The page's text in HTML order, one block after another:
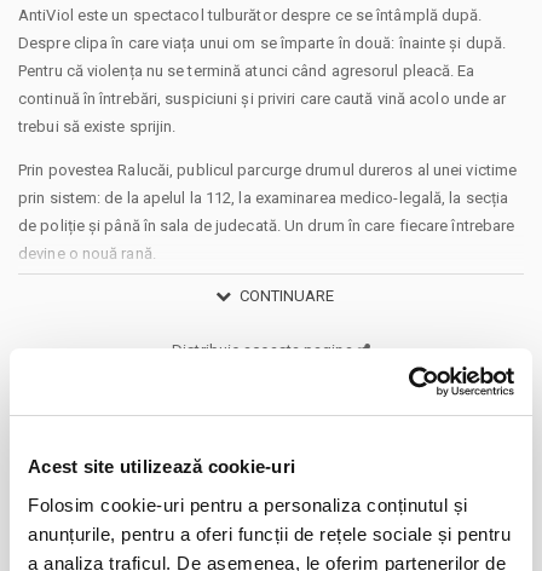
Acest site utilizează cookie-uri
Folosim cookie-uri pentru a personaliza conținutul și
anunțurile, pentru a oferi funcții de rețele sociale și pentru
a analiza traficul. De asemenea, le oferim partenerilor de
AntiViol este un spectacol tulburător despre ce se întâmplă după.
Despre clipa în care viața unui om se împarte în două: înainte și după.
Pentru că violența nu se termină atunci când agresorul pleacă. Ea
continuă în întrebări, suspiciuni și priviri care caută vină acolo unde ar
trebui să existe sprijin.
Prin povestea Ralucăi, publicul parcurge drumul dureros al unei victime
prin sistem: de la apelul la 112, la examinarea medico-legală, la secția
de poliție și până în sala de judecată. Un drum în care fiecare întrebare
devine o nouă rană.
Cât de greu este să dovedești adevărul când propriul tău corp pare să
Cine decide ce înseamnă consimțământ?
Și de ce, uneori, cei mai apropiați oameni sunt primii care se îndoiesc?
incomode despre responsabilitate, prejudecată și empatie.
să pleci din sală la fel cum ai intrat.
CONTINUARE
Distribuie aceasta pagina
Evenimente similare
Cerere in casatorie - Compania La Mustata 07